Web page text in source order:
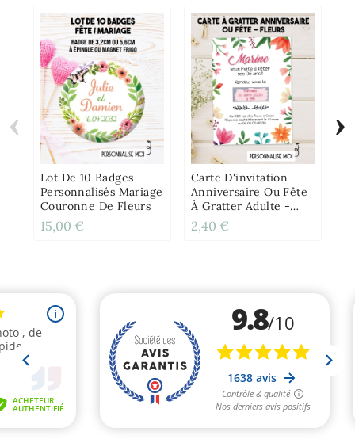
Lot De 10 Badges
Personnalisés Mariage
Couronne De Fleurs
15,00 €
Carte D'invitation
Anniversaire Ou Fête
À Gratter Adulte -
Fleur
2,40 €
‹ ›